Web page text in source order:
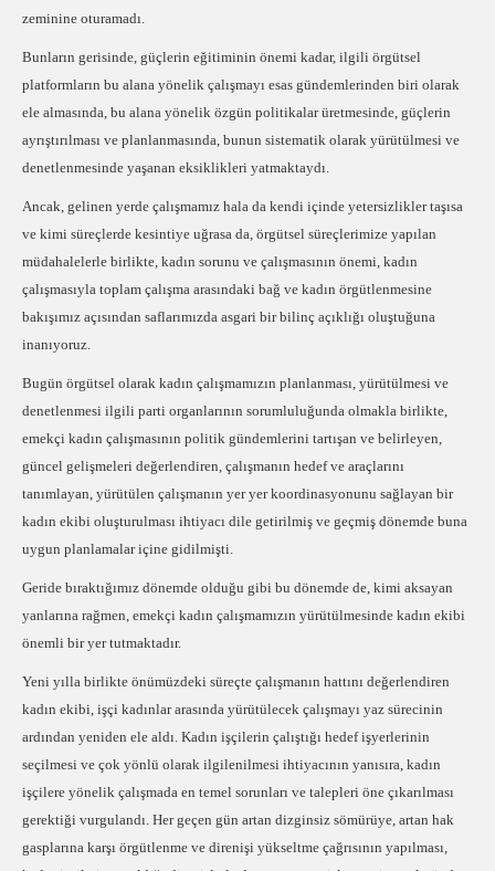
zeminine oturamadı.
Bunların gerisinde, güçlerin eğitiminin önemi kadar, ilgili örgütsel
platformların bu alana yönelik çalışmayı esas gündemlerinden biri olarak
ele almasında, bu alana yönelik özgün politikalar üretmesinde, güçlerin
ayrıştırılması ve planlanmasında, bunun sistematik olarak yürütülmesi ve
denetlenmesinde yaşanan eksiklikleri yatmaktaydı.
Ancak, gelinen yerde çalışmamız hala da kendi içinde yetersizlikler taşısa
ve kimi süreçlerde kesintiye uğrasa da, örgütsel süreçlerimize yapılan
müdahalelerle birlikte, kadın sorunu ve çalışmasının önemi, kadın
çalışmasıyla toplam çalışma arasındaki bağ ve kadın örgütlenmesine
bakışımız açısından saflarımızda asgari bir bilinç açıklığı oluştuğuna
inanıyoruz.
Bugün örgütsel olarak kadın çalışmamızın planlanması, yürütülmesi ve
denetlenmesi ilgili parti organlarının sorumluluğunda olmakla birlikte,
emekçi kadın çalışmasının politik gündemlerini tartışan ve belirleyen,
güncel gelişmeleri değerlendiren, çalışmanın hedef ve araçlarını
tanımlayan, yürütülen çalışmanın yer yer koordinasyonunu sağlayan bir
kadın ekibi oluşturulması ihtiyacı dile getirilmiş ve geçmiş dönemde buna
uygun planlamalar içine gidilmişti.
Geride bıraktığımız dönemde olduğu gibi bu dönemde de, kimi aksayan
yanlarına rağmen, emekçi kadın çalışmamızın yürütülmesinde kadın ekibi
önemli bir yer tutmaktadır.
Yeni yılla birlikte önümüzdeki süreçte çalışmanın hattını değerlendiren
kadın ekibi, işçi kadınlar arasında yürütülecek çalışmayı yaz sürecinin
ardından yeniden ele aldı. Kadın işçilerin çalıştığı hedef işyerlerinin
seçilmesi ve çok yönlü olarak ilgilenilmesi ihtiyacının yanısıra, kadın
işçilere yönelik çalışmada en temel sorunları ve talepleri öne çıkarılması
gerektiği vurgulandı. Her geçen gün artan dizginsiz sömürüye, artan hak
gasplarına karşı örgütlenme ve direnişi yükseltme çağrısının yapılması,